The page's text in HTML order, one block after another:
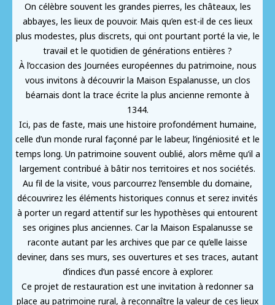
On célèbre souvent les grandes pierres, les châteaux, les
abbayes, les lieux de pouvoir. Mais qu’en est-il de ces lieux
plus modestes, plus discrets, qui ont pourtant porté la vie, le
travail et le quotidien de générations entières ?
À l’occasion des Journées européennes du patrimoine, nous
vous invitons à découvrir la Maison Espalanusse, un clos
béarnais dont la trace écrite la plus ancienne remonte à
1344.
Ici, pas de faste, mais une histoire profondément humaine,
celle d’un monde rural façonné par le labeur, l’ingéniosité et le
temps long. Un patrimoine souvent oublié, alors même qu’il a
largement contribué à bâtir nos territoires et nos sociétés.
Au fil de la visite, vous parcourrez l’ensemble du domaine,
découvrirez les éléments historiques connus et serez invités
à porter un regard attentif sur les hypothèses qui entourent
ses origines plus anciennes. Car la Maison Espalanusse se
raconte autant par les archives que par ce qu’elle laisse
deviner, dans ses murs, ses ouvertures et ses traces, autant
d’indices d’un passé encore à explorer.
Ce projet de restauration est une invitation à redonner sa
place au patrimoine rural, à reconnaître la valeur de ces lieux